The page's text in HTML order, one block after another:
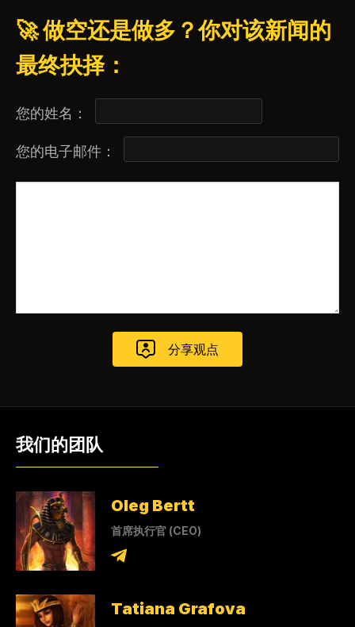
🚀 做空还是做多？你对该新闻的
最终抉择：
您的姓名：
您的电子邮件：
我们的团队
Oleg Bertt
首席执行官 (CEO)
Tatiana Grafova